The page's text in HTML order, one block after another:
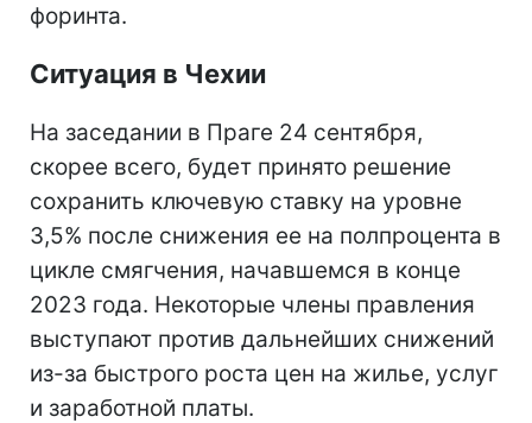
форинта.
Ситуация в Чехии
На заседании в Праге 24 сентября,
скорее всего, будет принято решение
сохранить ключевую ставку на уровне
3,5% после снижения ее на полпроцента в
цикле смягчения, начавшемся в конце
2023 года. Некоторые члены правления
выступают против дальнейших снижений
из-за быстрого роста цен на жилье, услуг
и заработной платы.